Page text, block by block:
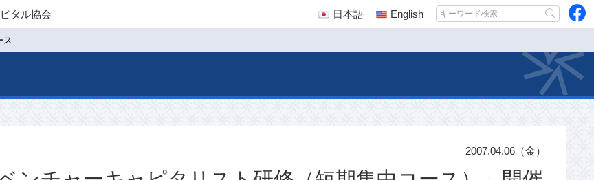
タル協会 日本語 English
ス
2007.04.06（金）